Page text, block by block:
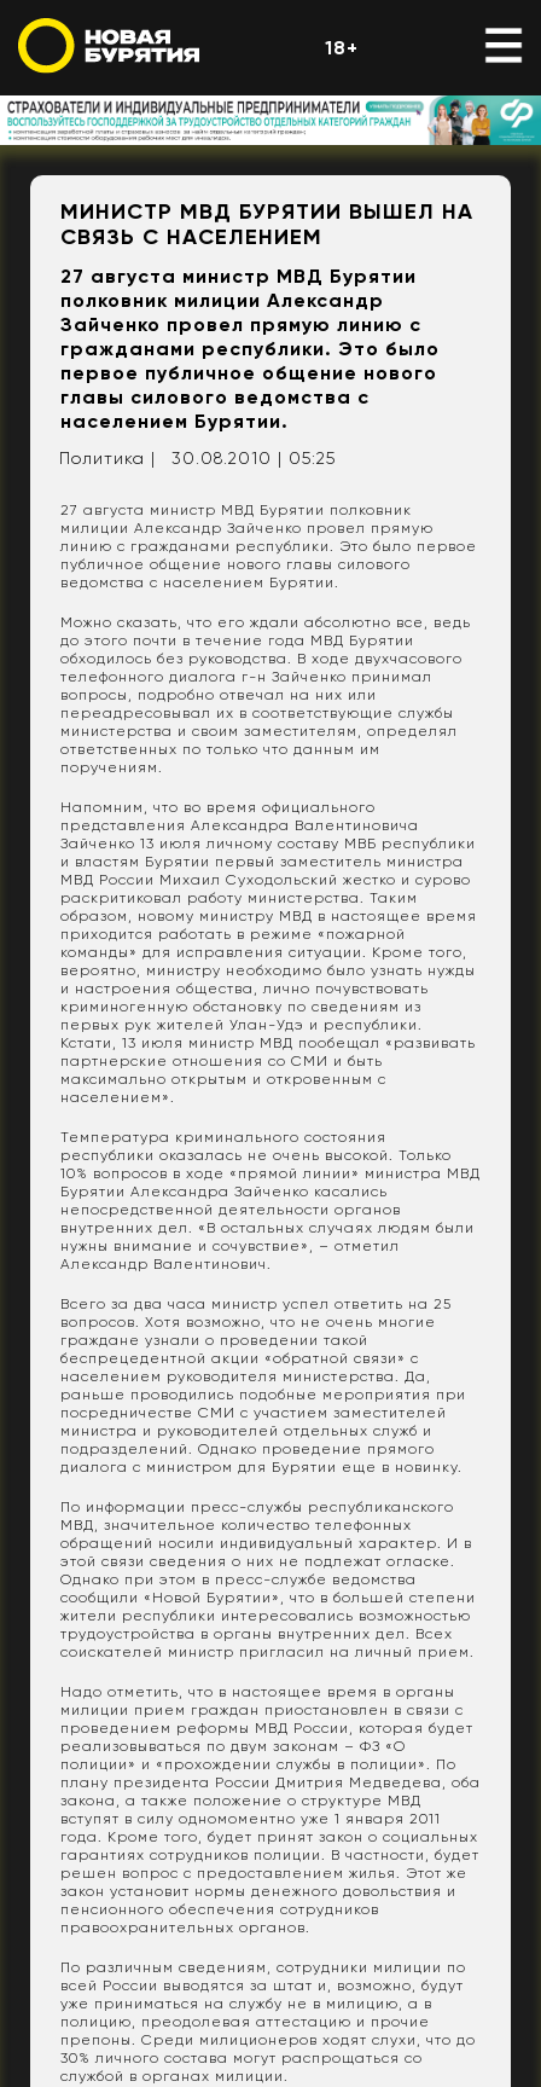
18+
МИНИСТР МВД БУРЯТИИ ВЫШЕЛ НА
СВЯЗЬ С НАСЕЛЕНИЕМ
27 августа министр МВД Бурятии
полковник милиции Александр
Зайченко провел прямую линию с
гражданами республики. Это было
первое публичное общение нового
главы силового ведомства с
населением Бурятии.
Политика | 30.08.2010 | 05:25
27 августа министр МВД Бурятии полковник
милиции Александр Зайченко провел прямую
линию с гражданами республики. Это было первое
публичное общение нового главы силового
ведомства с населением Бурятии.
Можно сказать, что его ждали абсолютно все, ведь
до этого почти в течение года МВД Бурятии
обходилось без руководства. В ходе двухчасового
телефонного диалога г-н Зайченко принимал
вопросы, подробно отвечал на них или
переадресовывал их в соответствующие службы
министерства и своим заместителям, определял
ответственных по только что данным им
поручениям.
Напомним, что во время официального
представления Александра Валентиновича
Зайченко 13 июля личному составу МВБ республики
и властям Бурятии первый заместитель министра
МВД России Михаил Суходольский жестко и сурово
раскритиковал работу министерства. Таким
образом, новому министру МВД в настоящее время
приходится работать в режиме «пожарной
команды» для исправления ситуации. Кроме того,
вероятно, министру необходимо было узнать нужды
и настроения общества, лично почувствовать
криминогенную обстановку по сведениям из
первых рук жителей Улан-Удэ и республики.
Кстати, 13 июля министр МВД пообещал «развивать
партнерские отношения со СМИ и быть
максимально открытым и откровенным с
населением».
Температура криминального состояния
республики оказалась не очень высокой. Только
10% вопросов в ходе «прямой линии» министра МВД
Бурятии Александра Зайченко касались
непосредственной деятельности органов
внутренних дел. «В остальных случаях людям были
нужны внимание и сочувствие», – отметил
Александр Валентинович.
Всего за два часа министр успел ответить на 25
вопросов. Хотя возможно, что не очень многие
граждане узнали о проведении такой
беспрецедентной акции «обратной связи» с
населением руководителя министерства. Да,
раньше проводились подобные мероприятия при
посредничестве СМИ с участием заместителей
министра и руководителей отдельных служб и
подразделений. Однако проведение прямого
диалога с министром для Бурятии еще в новинку.
По информации пресс-службы республиканского
МВД, значительное количество телефонных
обращений носили индивидуальный характер. И в
этой связи сведения о них не подлежат огласке.
Однако при этом в пресс-службе ведомства
сообщили «Новой Бурятии», что в большей степени
жители республики интересовались возможностью
трудоустройства в органы внутренних дел. Всех
соискателей министр пригласил на личный прием.
Надо отметить, что в настоящее время в органы
милиции прием граждан приостановлен в связи с
проведением реформы МВД России, которая будет
реализовываться по двум законам – ФЗ «О
полиции» и «прохождении службы в полиции». По
плану президента России Дмитрия Медведева, оба
закона, а также положение о структуре МВД
вступят в силу одномоментно уже 1 января 2011
года. Кроме того, будет принят закон о социальных
гарантиях сотрудников полиции. В частности, будет
решен вопрос с предоставлением жилья. Этот же
закон установит нормы денежного довольствия и
пенсионного обеспечения сотрудников
правоохранительных органов.
По различным сведениям, сотрудники милиции по
всей России выводятся за штат и, возможно, будут
уже приниматься на службу не в милицию, а в
полицию, преодолевая аттестацию и прочие
препоны. Среди милиционеров ходят слухи, что до
30% личного состава могут распрощаться со
службой в органах милиции.